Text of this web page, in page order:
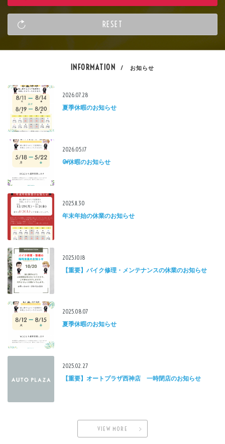
INFORMATION / お知らせ
2026.07.28
夏季休暇のお知らせ
2026.05.17
GW休暇のお知らせ
2025.11.30
年末年始の休業のお知らせ
2025.10.18
【重要】バイク修理・メンテナンスの休業のお知らせ
2025.08.07
夏季休暇のお知らせ
2025.02.27
【重要】オートプラザ西神店 一時閉店のお知らせ
VIEW MORE